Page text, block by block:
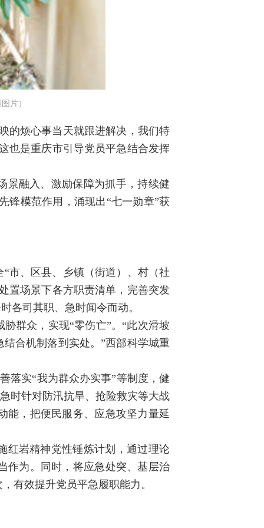
片）
的烦心事当天就跟进解决，我们特
也是重庆市引导党员平急结合发挥
景融入、激励保障为抓手，持续健
锋模范作用，涌现出“七一勋章”获
市、区县、乡镇（街道）、村（社
置场景下各方职责清单，完善突发
各司其职、急时闻令而动。
群众，实现“零伤亡”。“此次滑坡
合机制落到实处。”西部科学城重
落实“我为群众办实事”等制度，健
时针对防汛抗旱、抢险救灾等大战
能，把便民服务、应急攻坚力量延
红岩精神党性锤炼计划，通过理论
作为。同时，将应急处突、基层治
有效提升党员平急履职能力。